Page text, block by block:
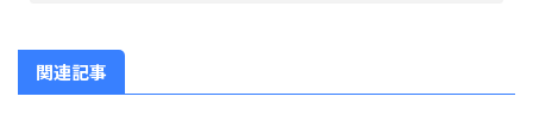
関連記事